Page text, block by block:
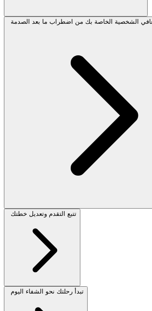
الشخصية الخاصة بك من اضطراب ما بعد الصدمة
تتبع التقدم وتعديل خطتك
تبدأ رحلتك نحو الشفاء اليوم